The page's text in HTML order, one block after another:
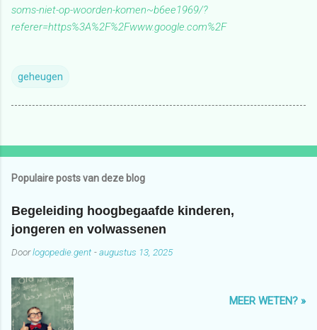
soms-niet-op-woorden-komen~b6ee1969/?
referer=https%3A%2F%2Fwww.google.com%2F
geheugen
Populaire posts van deze blog
Begeleiding hoogbegaafde kinderen,
jongeren en volwassenen
Doorlogopedie.gent -augustus 13, 2025
MEER WETEN? »